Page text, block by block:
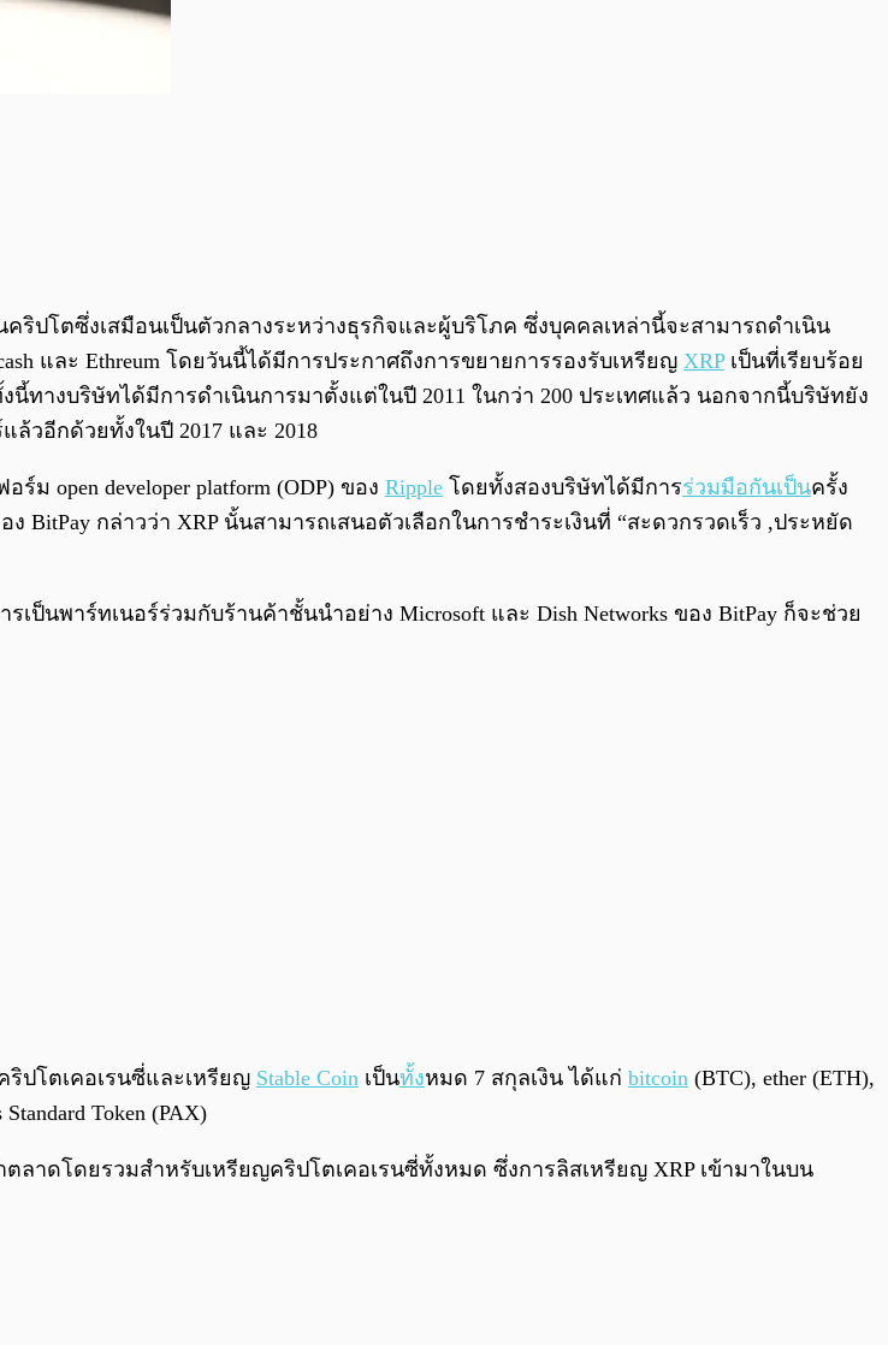
0:00
ริปโตซึ่งเสมือนเป็นตัวกลางระหว่างธุรกิจและผู้บริโภค ซึ่งบุคคลเหล่านี้จะสามารถดำเนิน
และ Ethreum โดยวันนี้ได้มีการประกาศถึงการขยายการรองรับเหรียญ XRPเป็นที่เรียบร้อย
นี้ทางบริษัทได้มีการดำเนินการมาตั้งแต่ในปี 2011 ในกว่า 200 ประเทศแล้ว นอกจากนี้บริษัทยัง
วอีกด้วยทั้งในปี 2017 และ 2018
open developer platform (ODP) ของ Ripple โดยทั้งสองบริษัทได้มีการร่วมมือกันเป็นครั้ง
กล่าวว่า XRP นั้นสามารถเสนอตัวเลือกในการชำระเงินที่ “สะดวกรวดเร็ว ,ประหยัด
ป็นพาร์ทเนอร์ร่วมกับร้านค้าชั้นนำอย่าง Microsoft และ Dish Networks ของ BitPay ก็จะช่วย
ริปโตเคอเรนซี่และเหรียญ Stable Coin เป็นทั้งหมด 7 สกุลเงิน ได้แก่ bitcoin (BTC), ether (ETH),
Token (PAX)
าดโดยรวมสำหรับเหรียญคริปโตเคอเรนซี่ทั้งหมด ซึ่งการลิสเหรียญ XRP เข้ามาในบน